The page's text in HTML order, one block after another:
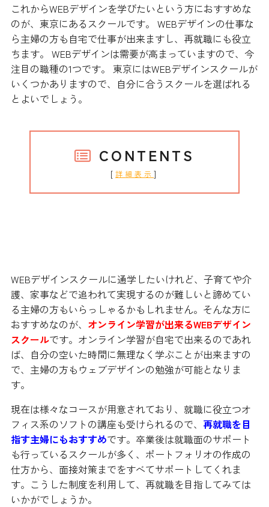
これからWEBデザインを学びたいという方におすすめな
のが、東京にあるスクールです。 WEBデザインの仕事な
ら主婦の方も自宅で仕事が出来ますし、再就職にも役立
ちます。 WEBデザインは需要が高まっていますので、今
注目の職種の1つです。 東京にはWEBデザインスクールが
いくつかありますので、自分に合うスクールを選ばれる
とよいでしょう。
CONTENTS
[ 詳細表示 ]
WEBデザインスクールに通学したいけれど、子育てや介
護、家事などで追われて実現するのが難しいと諦めてい
る主婦の方もいらっしゃるかもしれません。そんな方に
おすすめなのが、 オンライン学習が出来るWEBデザイン
スクールです。オンライン学習が自宅で出来るのであれ
ば、自分の空いた時間に無理なく学ぶことが出来ますの
で、主婦の方もウェブデザインの勉強が可能となりま
す。
現在は様々なコースが用意されており、就職に役立つオ
フィス系のソフトの講座も受けられるので、 再就職を目
指す主婦にもおすすめです。卒業後は就職面のサポート
も行っているスクールが多く、ポートフォリオの作成の
仕方から、面接対策までをすべてサポートしてくれま
す。こうした制度を利用して、再就職を目指してみては
いかがでしょうか。